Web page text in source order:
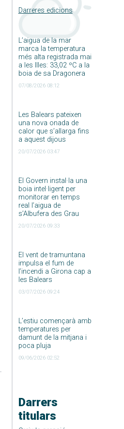
Darreres edicions
L’aigua de la mar
marca la temperatura
més alta registrada mai
a les Illes: 33,02 ºC a la
boia de sa Dragonera
07/08/2026 08:12
Les Balears pateixen
una nova onada de
calor que s’allarga fins
a aquest dijous
20/07/2026 03:47
El Govern instal·la una
boia intel·ligent per
monitorar en temps
real l’aigua de
s’Albufera des Grau
20/07/2026 09:33
El vent de tramuntana
impulsa el fum de
l’incendi a Girona cap a
les Balears
03/07/2026 09:24
L’estiu començarà amb
temperatures per
damunt de la mitjana i
poca pluja
09/06/2026 02:52
Darrers
titulars